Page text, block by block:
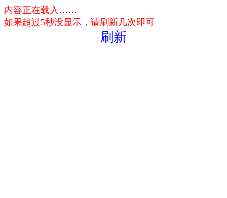
内容正在载入……
如果超过5秒没显示，请刷新几次即可
刷新